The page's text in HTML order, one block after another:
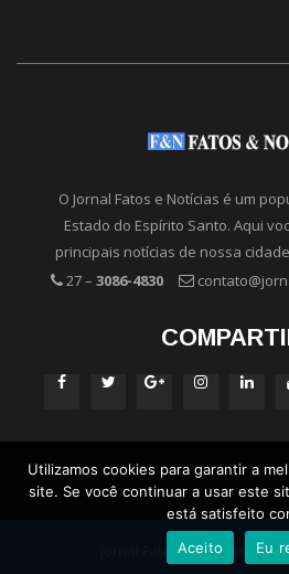
O Jornal Fatos e Notícias é um
Estado do Espírito Santo. Aqui
principais notícias de nossa
27 – 3086-4830
Jornal Fatos e Notícias -
Utilizamos cookies para garantir a
site. Se você continuar a usar este
está satisfeito
Aceito
Eu